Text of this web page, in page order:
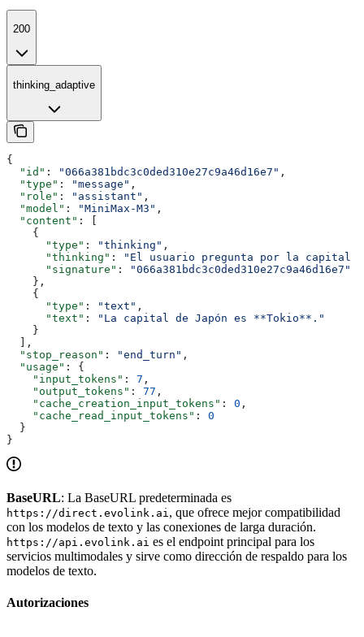
200
thinking_adaptive
{
  "id"
: "066a381bdc3c0ded310e27c9a46d16e7" ,
  "type"
: "message" ,
  "role"
: "assistant" ,
  "model"
: "MiniMax-M3" ,
  "content"
: [
    {
      "type"
: "thinking" ,
      "thinking"
:
"El usuario pregunta por la capital
      "signature"
:
"066a381bdc3c0ded310e27c9a46d16e7"
    },
    {
      "type"
: "text" ,
      "text"
:
"La capital de Japón es **Tokio**."
    }
  ],
  "stop_reason"
: "end_turn" ,
  "usage"
: {
    "input_tokens"
: 7 ,
    "output_tokens"
: 77 ,
    "cache_creation_input_tokens"
: 0 ,
    "cache_read_input_tokens"
: 0
  }
}
BaseURL: La BaseURL predeterminada es
https://direct.evolink.ai, que ofrece mejor compatibilidad
con los modelos de texto y las conexiones de larga duración.
https://api.evolink.ai es el endpoint principal para los
servicios multimodales y sirve como dirección de respaldo para los
modelos de texto.
Autorizaciones